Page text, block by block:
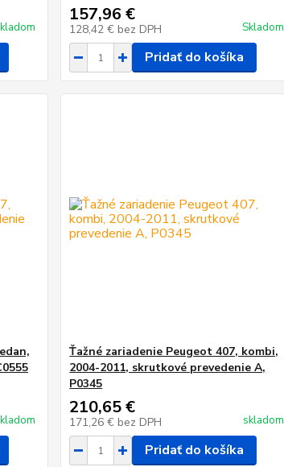
157,96 €
128,42 € bez DPH Skladom
Pridať do košíka
Ťažné zariadenie Peugeot 407, kombi,
2004-2011, skrutkové prevedenie A,
P0345
210,65 €
171,26 € bez DPH skladom
Pridať do košíka